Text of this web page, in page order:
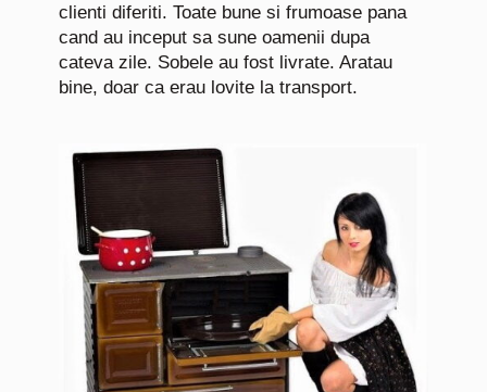
clienti diferiti. Toate bune si frumoase pana
cand au inceput sa sune oamenii dupa
cateva zile. Sobele au fost livrate. Aratau
bine, doar ca erau lovite la transport.